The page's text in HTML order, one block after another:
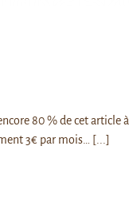
80 % de cet article à
3€ par mois…
[...]